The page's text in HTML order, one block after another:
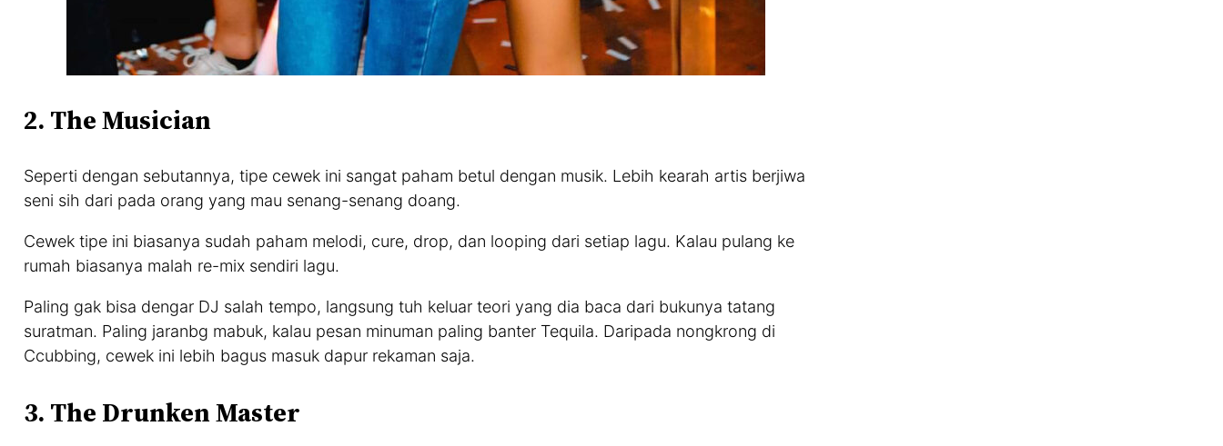
2. The Musician
Seperti dengan sebutannya, tipe cewek ini sangat paham betul dengan musik. Lebih kearah artis berjiwa
seni sih dari pada orang yang mau senang-senang doang.
Cewek tipe ini biasanya sudah paham melodi, cure, drop, dan looping dari setiap lagu. Kalau pulang ke
rumah biasanya malah re-mix sendiri lagu.
Paling gak bisa dengar DJ salah tempo, langsung tuh keluar teori yang dia baca dari bukunya tatang
suratman. Paling jaranbg mabuk, kalau pesan minuman paling banter Tequila. Daripada nongkrong di
Ccubbing, cewek ini lebih bagus masuk dapur rekaman saja.
3. The Drunken Master